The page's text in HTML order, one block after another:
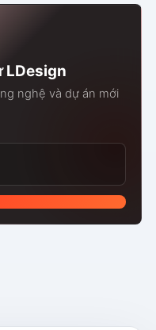
LDesign
nghệ và dự án mới